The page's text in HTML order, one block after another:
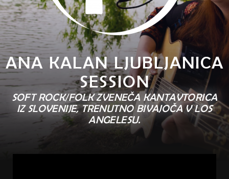
ANA KALAN LJUBLJANICA
SESSION
SOFT ROCK/FOLK ZVENEČA KANTAVTORICA
IZ SLOVENIJE, TRENUTNO BIVAJOČA V LOS
ANGELESU.​